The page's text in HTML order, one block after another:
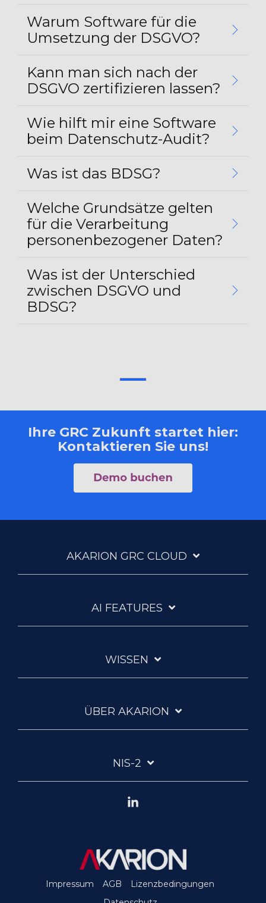
Warum Software für die
Umsetzung der DSGVO?
Kann man sich nach der
DSGVO zertifizieren lassen?
Wie hilft mir eine Software
beim Datenschutz-Audit?
Was ist das BDSG?
Welche Grundsätze gelten
für die Verarbeitung
personenbezogener Daten?
Was ist der Unterschied
zwischen DSGVO und
BDSG?
Ihre GRC Zukunft startet hier:
Kontaktieren Sie uns!
AKARION GRC CLOUD
AI FEATURES
WISSEN
ÜBER AKARION
NIS-2
Impressum AGB
Lizenzbedingungen